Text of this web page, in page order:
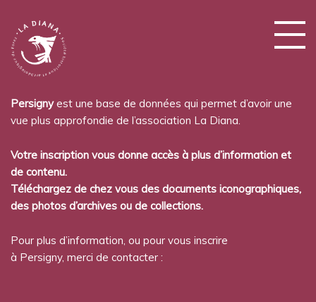
Persignyest une base de données qui permet d’avoir une
vue plus approfondie de l’association La Diana.
Votre inscription vous donne accès à plus d’information et
de contenu.
Téléchargez de chez vous des documents iconographiques,
des photos d’archives ou de collections.
Pour plus d’information, ou pour vous inscrire
à Persigny, merci de contacter :